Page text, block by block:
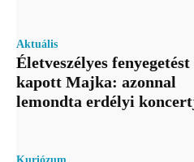
Aktuális
Életveszélyes fenyegetést
kapott Majka: azonnal
lemondta erdélyi